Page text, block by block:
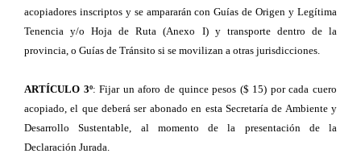
acopiadores inscriptos y se ampararán con Guías de Origen y Legítima
Tenencia y/o Hoja de Ruta (Anexo I) y transporte dentro de la
provincia, o Guías de Tránsito si se movilizan a otras jurisdicciones.
ARTÍCULO 3º: Fijar un aforo de quince pesos ($ 15) por cada cuero
acopiado, el que deberá ser abonado en esta Secretaría de Ambiente y
Desarrollo Sustentable, al momento de la presentación de la
Declaración Jurada.